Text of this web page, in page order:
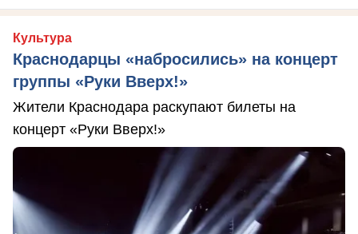
Культура
Краснодарцы «набросились» на концерт
группы «Руки Вверх!»
Жители Краснодара раскупают билеты на
концерт «Руки Вверх!»